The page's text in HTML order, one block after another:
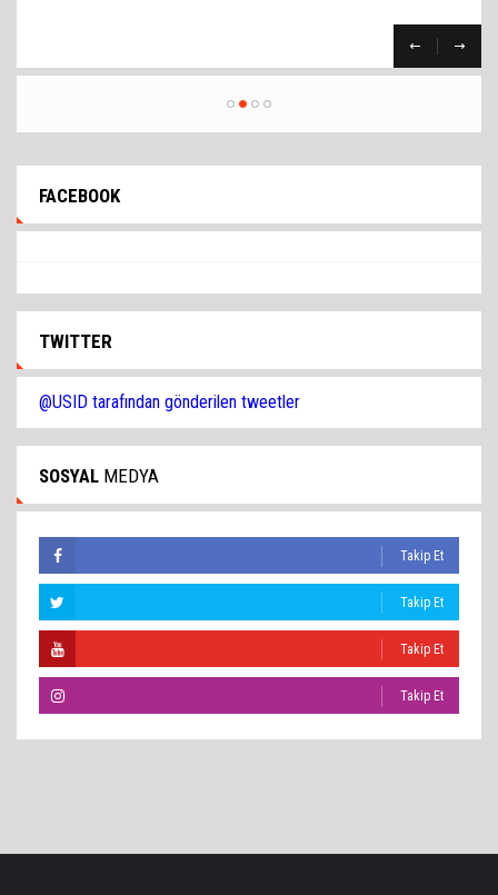
FACEBOOK
TWITTER
@USID tarafından gönderilen tweetler
SOSYAL MEDYA
Takip Et
Takip Et
Takip Et
Takip Et